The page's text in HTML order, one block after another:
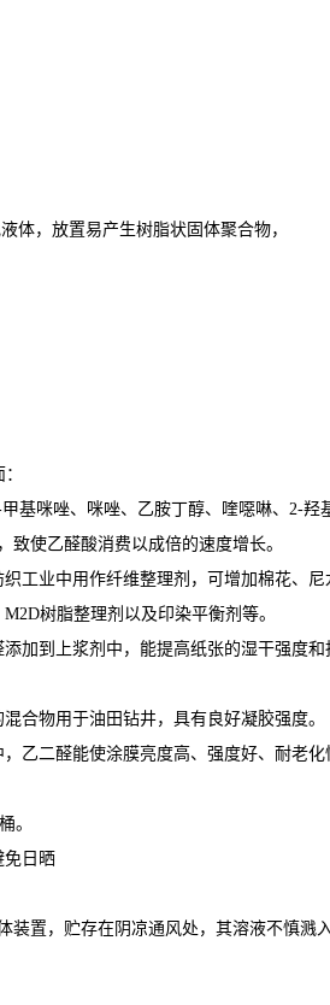
液体，放置易产生树脂状固体聚合物，
甲基咪唑、咪唑、乙胺丁醇、喹噁啉、2-
致使乙醛酸消费以成倍的速度增长。
工业中用作纤维整理剂，可增加棉花、
树脂整理剂以及印染平衡剂等。
加到上浆剂中，能提高纸张的湿干强度
合物用于油田钻井，具有良好凝胶强度。
乙二醛能使涂膜亮度高、强度好、耐老
。
免日晒
装置，贮存在阴凉通风处，其溶液不慎